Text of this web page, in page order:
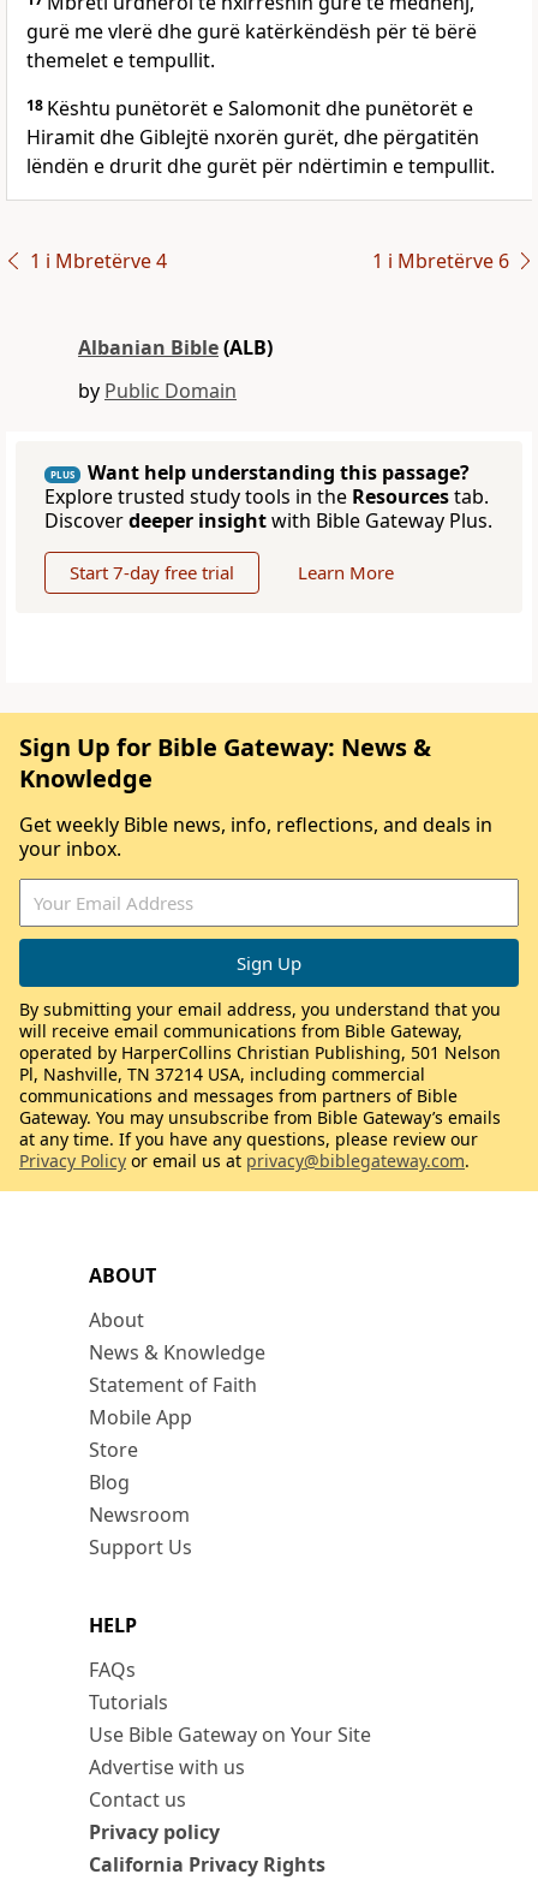
gurë me vlerë dhe gurë katërkëndësh për të bërë
themelet e tempullit.
18 Kështu punëtorët e Salomonit dhe punëtorët e
Hiramit dhe Giblejtë nxorën gurët, dhe përgatitën
lëndën e drurit dhe gurët për ndërtimin e tempullit.
1 i Mbretërve 4 1 i Mbretërve 6
Albanian Bible(ALB)
by Public Domain
PLUS
Want help understanding this passage?
Explore trusted study tools in the Resourcestab.
Discoverdeeper insightwith Bible Gateway Plus.
Start 7-day free trial Learn More
ABOUT
About
News & Knowledge
Statement of Faith
Mobile App
Store
Blog
Newsroom
Support Us
HELP
FAQs
Tutorials
Use Bible Gateway on Your Site
Advertise with us
Contact us
Privacy policy
California Privacy Rights
Sign Up for Bible Gateway: News &
Knowledge
Get weekly Bible news, info, reflections, and deals in
your inbox.
By submitting your email address, you understand that you
will receive email communications from Bible Gateway,
operated by HarperCollins Christian Publishing, 501 Nelson
Pl, Nashville, TN 37214 USA, including commercial
communications and messages from partners of Bible
Gateway. You may unsubscribe from Bible Gateway’s emails
at any time. If you have any questions, please review our
Privacy Policy or email us at privacy@biblegateway.com.